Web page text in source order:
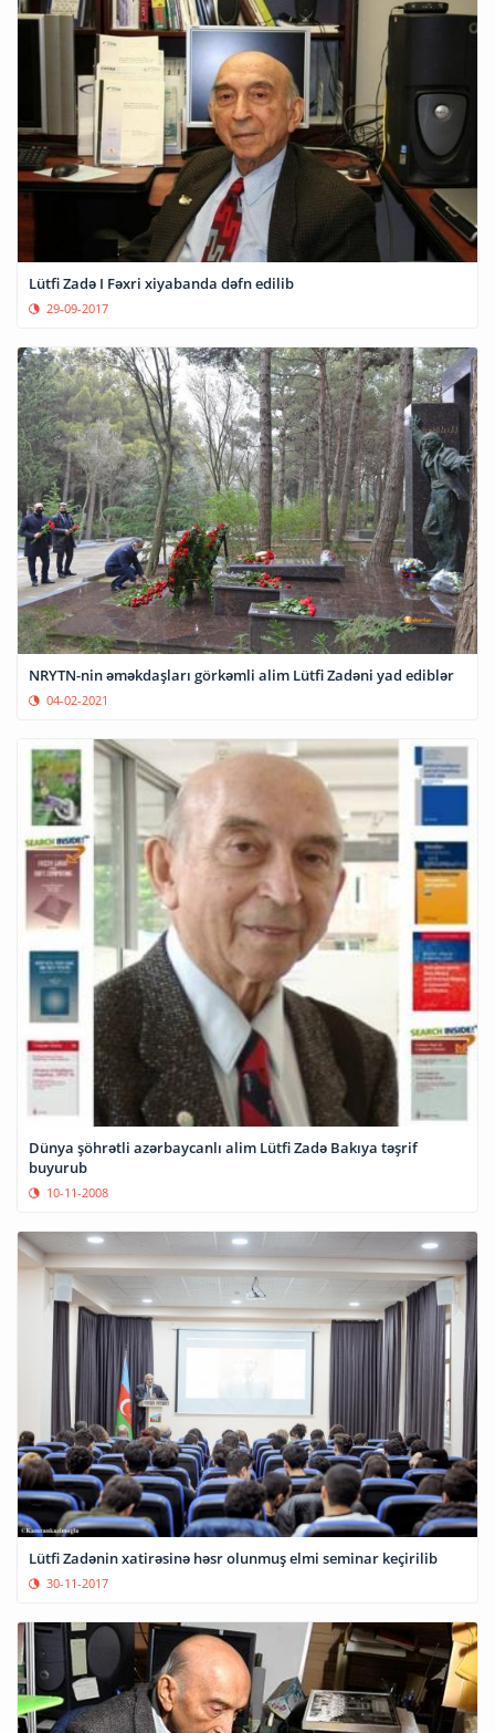
Lütfi Zadə I Fəxri xiyabanda dəfn edilib
29-09-2017
NRYTN-nin əməkdaşları görkəmli alim Lütfi Zadəni yad ediblər
04-02-2021
Dünya şöhrətli azərbaycanlı alim Lütfi Zadə Bakıya təşrif
buyurub
10-11-2008
Lütfi Zadənin xatirəsinə həsr olunmuş elmi seminar keçirilib
30-11-2017